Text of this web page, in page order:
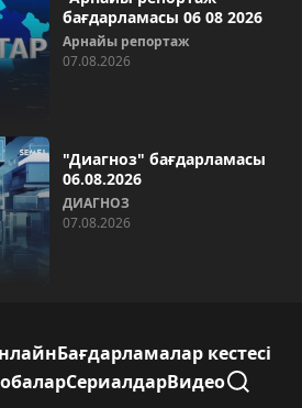
бағдарламасы 06 08 2026
Арнайы репортаж
07.08.2026
"Диагноз" бағдарламасы
06.08.2026
ДИАГНОЗ
07.08.2026
Бағдарламалар кестесі
СериалдарВидео